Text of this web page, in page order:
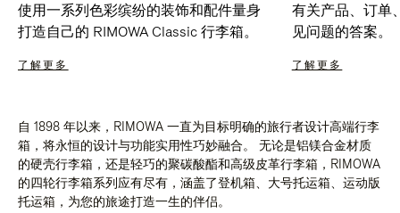
使用一系列色彩缤纷的装饰和配件量身
打造自己的 RIMOWA Classic 行李箱。
了解更多
有关产品、订单
见问题的答案。
了解更多
自 1898 年以来，RIMOWA 一直为目标明确的旅行者设计高端行李
箱，将永恒的设计与功能实用性巧妙融合。 无论是铝镁合金材质
的硬壳行李箱，还是轻巧的聚碳酸酯和高级皮革行李箱，RIMOWA
的四轮行李箱系列应有尽有，涵盖了登机箱、大号托运箱、运动版
托运箱，为您的旅途打造一生的伴侣。